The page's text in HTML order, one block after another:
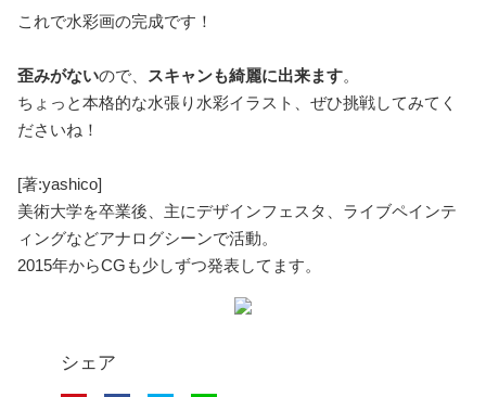
これで水彩画の完成です！
歪みがないので、 スキャンも綺麗に出来ます。
ちょっと本格的な水張り水彩イラスト、ぜひ挑戦してみてく
ださいね！
[著:yashico]
美術大学を卒業後、主にデザインフェスタ、ライブペインテ
ィングなどアナログシーンで活動。
2015年からCGも少しずつ発表してます。
シェア